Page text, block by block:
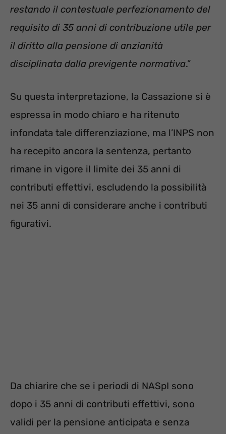
restando il contestuale perfezionamento del
requisito di 35 anni di contribuzione utile per
il diritto alla pensione di anzianità
disciplinata dalla previgente normativa.”
Su questa interpretazione, la Cassazione si è
espressa in modo chiaro e ha ritenuto
infondata tale differenziazione, ma l’INPS non
ha recepito ancora la sentenza, pertanto
rimane in vigore il limite dei 35 anni di
contributi effettivi, escludendo la possibilità
nei 35 anni di considerare anche i contributi
figurativi.
Da chiarire che se i periodi di NASpI sono
dopo i 35 anni di contributi effettivi, sono
validi per la pensione anticipata e senza